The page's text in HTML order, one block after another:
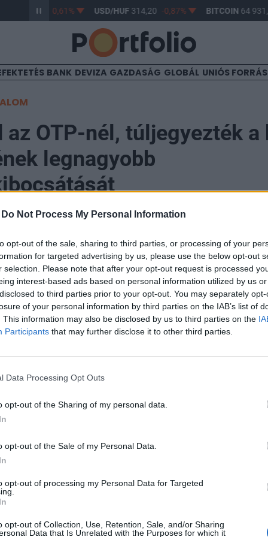
Do Not Process My Personal Information
opt-out of the sale, sharing to third parties, or processing of your
for targeted advertising by us, please use the below opt-out
selection. Please note that after your opt-out request is processed
interest-based ads based on personal information utilized by us
to third parties prior to your opt-out. You may separately
of your personal information by third parties on the IAB’s list of
This information may also be disclosed by us to third parties on the
Participants that may further disclose it to other third parties.
Data Processing Opt Outs
opt-out of the Sharing of my personal data.
opt-out of the Sale of my Personal Data.
opt-out of processing my Personal Data for Targeted
opt-out of Collection, Use, Retention, Sale, and/or Sharing
Data that Is Unrelated with the Purposes for which it
363,17 -0,61% USD/HUF 314,20 -0,87% BITCOIN64
BANK DEVIZA GAZDASÁG GLOBÁL UNIÓS
az OTP-nél, túljegyezték a
legnagyobb
megdöntötte az OTP Bank az 1 milliárd euró
A tranzakció nemcsak az OTP
hanem a közép- és kelet-európai, illetve a teljes
Tier 2 kibocsátásává is vált. A befektetői
csúcsidőszakban meghaladta a 4 milliárd eurót,
több szempontból is mérföldkőnek számít: ez az OTP
egyben a legnagyobb euróalapú Tier 2 tranzakció a közép- és
európai, közel-keleti és afrikai régióban....
tartalmazza:
cikkarchívum